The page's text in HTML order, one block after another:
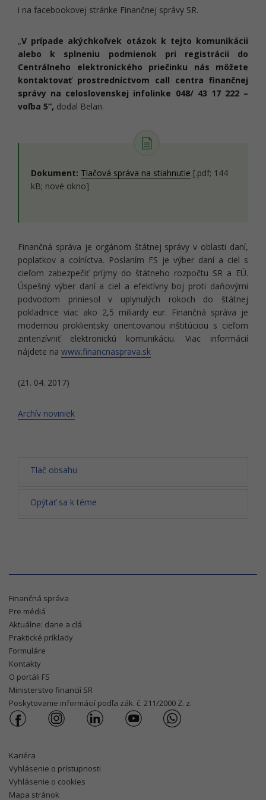
i na facebookovej stránke Finančnej správy SR.
„V prípade akýchkoľvek otázok k tejto komunikácii
alebo k splneniu podmienok pri registrácii do
Centrálneho elektronického priečinku nás môžete
kontaktovať prostredníctvom call centra finančnej
správy na celoslovenskej infolinke 048/ 43 17 222 –
voľba 5“, dodal Belan.
Dokument: Tlačová správa na stiahnutie [.pdf; 144
kB; nové okno]
Finančná správa je orgánom štátnej správy v oblasti daní,
poplatkov a colníctva. Poslaním FS je výber daní a ciel s
cieľom zabezpečiť príjmy do štátneho rozpočtu SR a EÚ.
Úspešný výber daní a ciel a efektívny boj proti daňovými
podvodom priniesol v uplynulých rokoch do štátnej
pokladnice viac ako 2,5 miliardy eur. Finančná správa je
modernou proklientsky orientovanou inštitúciou s cieľom
zintenzívniť elektronickú komunikáciu. Viac informácií
nájdete na www.financnasprava.sk
(21. 04. 2017)
Archív noviniek
Tlač obsahu
Opýtať sa k téme
Finančná správa
Pre médiá
Aktuálne: dane a clá
Praktické príklady
Formuláre
Kontakty
O portáli FS
Ministerstvo financií SR
Poskytovanie informácií podľa zák. č. 211/2000 Z. z.
Kariéra
Vyhlásenie o prístupnosti
Vyhlásenie o cookies
Mapa stránok